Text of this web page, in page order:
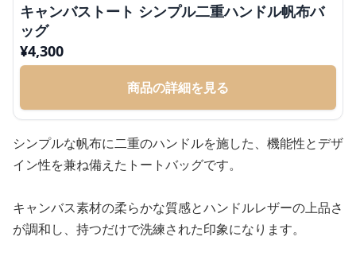
キャンバストート シンプル二重ハンドル帆布バ
ッグ
¥4,300
商品の詳細を見る
シンプルな帆布に二重のハンドルを施した、機能性とデザ
イン性を兼ね備えたトートバッグです。
キャンバス素材の柔らかな質感とハンドルレザーの上品さ
が調和し、持つだけで洗練された印象になります。